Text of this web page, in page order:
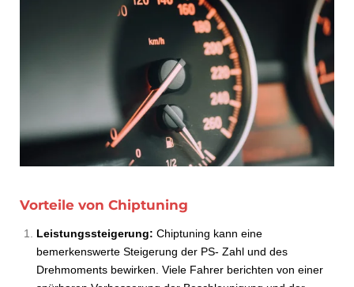
Vorteile von Chiptuning
Leistungssteigerung: Chiptuning kann eine
bemerkenswerte Steigerung der PS- Zahl und des
Drehmoments bewirken. Viele Fahrer berichten von einer